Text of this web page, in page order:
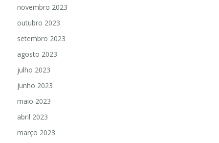
novembro 2023
outubro 2023
setembro 2023
agosto 2023
julho 2023
junho 2023
maio 2023
abril 2023
março 2023